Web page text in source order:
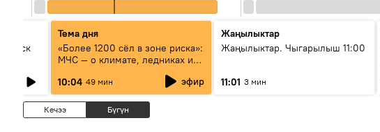
Тема дня
«Более 1200 сёл в зоне риска»:
МЧС — о климате, ледниках и
населения
10:04 49 мин эфир
Жаңылыктар
Жаңылыктар. Чыгарылыш 11:00
11:01 3 мин
Кечээ Бүгүн